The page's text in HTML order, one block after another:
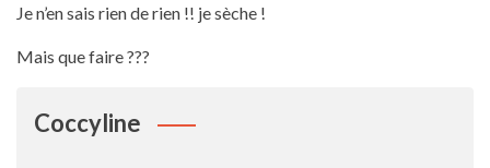
Je n’en sais rien de rien !! je sèche !
Mais que faire ???
Coccyline